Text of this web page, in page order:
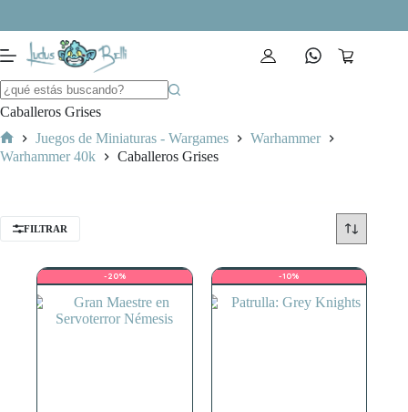
contenido
Carro
Caballeros Grises
Inicio
Juegos de Miniaturas - Wargames
Warhammer
Warhammer 40k
Caballeros Grises
FILTRAR
-20% -10%